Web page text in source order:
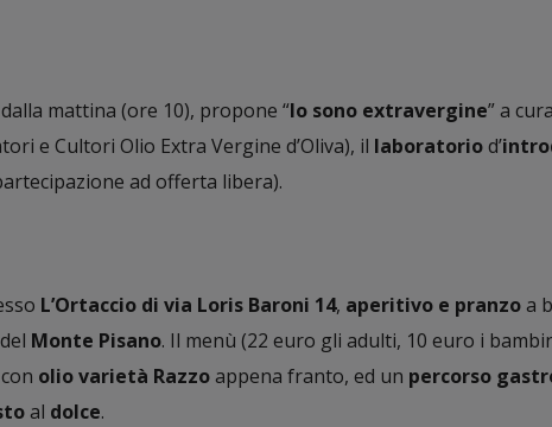
mattina (ore 10), propone “Io sono extravergine” a
e Cultori Olio Extra Vergine d’Oliva), il laboratoriod’
ad offerta libera).
L’Ortaccio di via Loris Baroni 14, aperitivo e pranzoa
del Monte Pisano. Il menù (22 euro gli adulti, 10 euro i
olio varietà Razzoappena franto, ed un percorso
al dolce.